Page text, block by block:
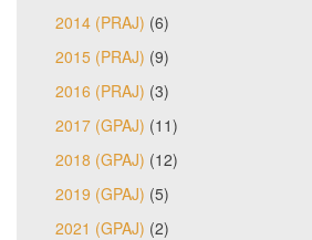
2014 (PRAJ) (6)
2015 (PRAJ) (9)
2016 (PRAJ) (3)
2017 (GPAJ) (11)
2018 (GPAJ) (12)
2019 (GPAJ) (5)
2021 (GPAJ) (2)